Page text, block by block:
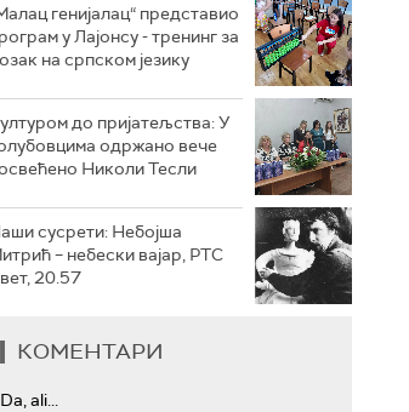
генијалац“ представио
у Лајонсу - тренинг за
на српском језику
до пријатељства: У
одржано вече
Николи Тесли
сусрети: Небојша
– небески вајар, РТС
20.57
КОМЕНТАРИ
Da, ali...